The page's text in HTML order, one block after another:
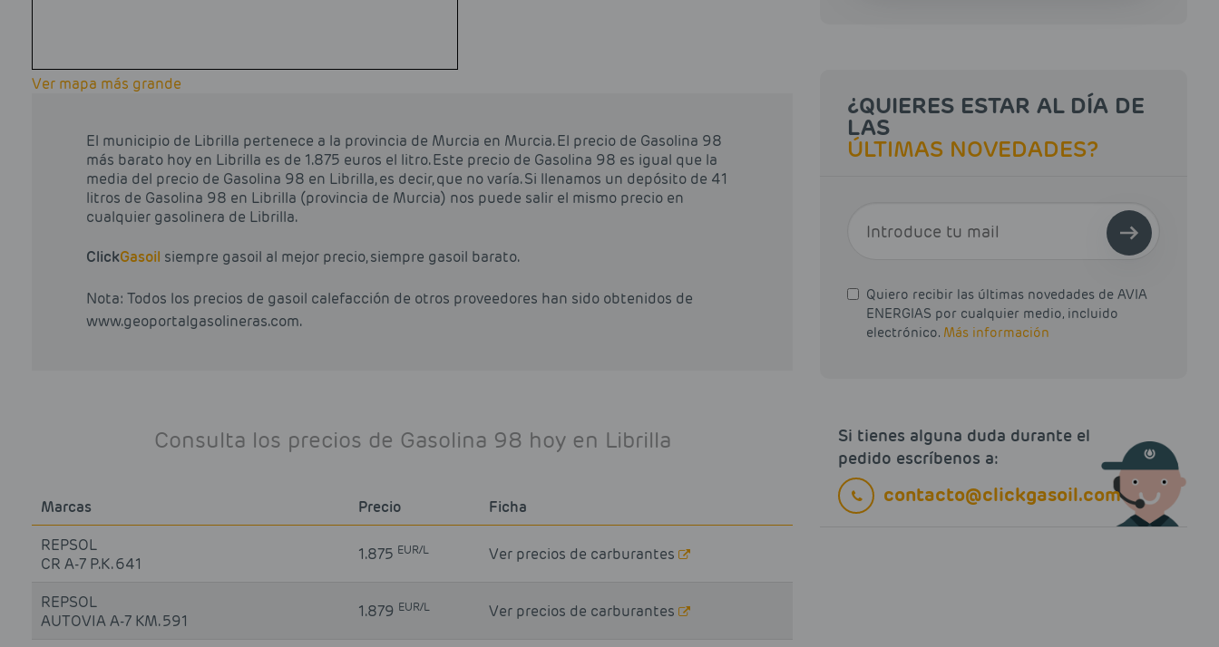
Ver mapa más grande
El municipio de Librilla pertenece a la provincia de Murcia en Murcia. El precio de Gasolina 98
más barato hoy en Librilla es de 1.875 euros el litro. Este precio de Gasolina 98 es igual que la
media del precio de Gasolina 98 en Librilla, es decir, que no varía. Si llenamos un depósito de 41
litros de Gasolina 98 en Librilla (provincia de Murcia) nos puede salir el mismo precio en
cualquier gasolinera de Librilla.
ClickGasoil siempre gasoil al mejor precio, siempre gasoil barato.
Nota: Todos los precios de gasoil calefacción de otros proveedores han sido obtenidos de
www.geoportalgasolineras.com.
Consulta los precios de Gasolina 98 hoy en Librilla
Marcas Precio
Ficha
REPSOL
CR A-7 P.K. 641
1.875 EUR/L Ver precios de carburantes
REPSOL
AUTOVIA A-7 KM. 591
1.879 EUR/L Ver precios de carburantes
¿QUIERES ESTAR AL DÍA DE
LAS
ÚLTIMAS NOVEDADES?
Quiero recibir las últimas novedades de AVIA
ENERGIAS por cualquier medio, incluido
electrónico. Más información
Si tienes alguna duda durante el
pedido escríbenos a:
contacto@clickgasoil.com